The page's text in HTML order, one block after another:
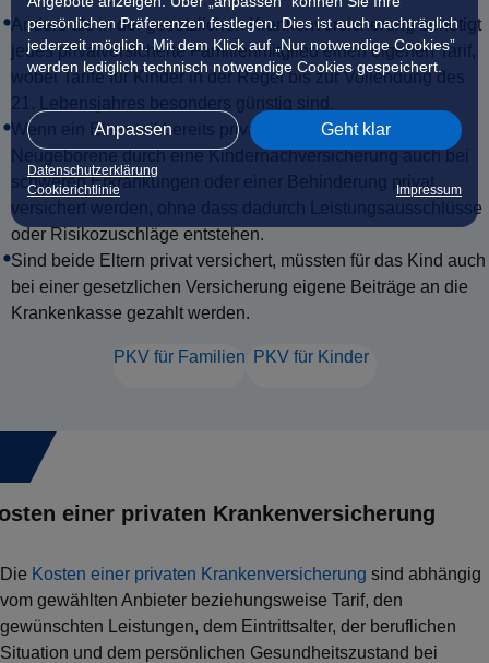
persönlichen Präferenzen festlegen. Dies ist auch nachträglich
jederzeit möglich. Mit dem Klick auf „Nur notwendige Cookies”
werden lediglich technisch notwendige Cookies gespeichert.
Anpassen Geht klar
Datenschutzerklärung
Cookierichtlinie
Impressum
Anders als in der gesetzlichen Krankenversicherung benötigt
jedes privatversicherte Familienmitglied einen eigenen Tarif,
wobei Tarife für Kinder in der Regel bis zur Vollendung des
Wenn ein Elternteil bereits privat versichert ist, können
Neugeborene durch eine Kindernachversicherung auch bei
schweren Erkrankungen oder einer Behinderung privat
versichert werden, ohne dass dadurch Leistungsausschlüsse
oder Risikozuschläge entstehen.
Sind beide Eltern privat versichert, müssten für das Kind auch
bei einer gesetzlichen Versicherung eigene Beiträge an die
Krankenkasse gezahlt werden.
PKV für Familien PKV für Kinder
einer privaten Kranken­versicherung
Die Kosten einer privaten Krankenversicherung sind abhängig
vom gewählten Anbieter beziehungsweise Tarif, den
gewünschten Leistungen, dem Eintrittsalter, der beruflichen
Situation und dem persönlichen Gesundheitszustand bei